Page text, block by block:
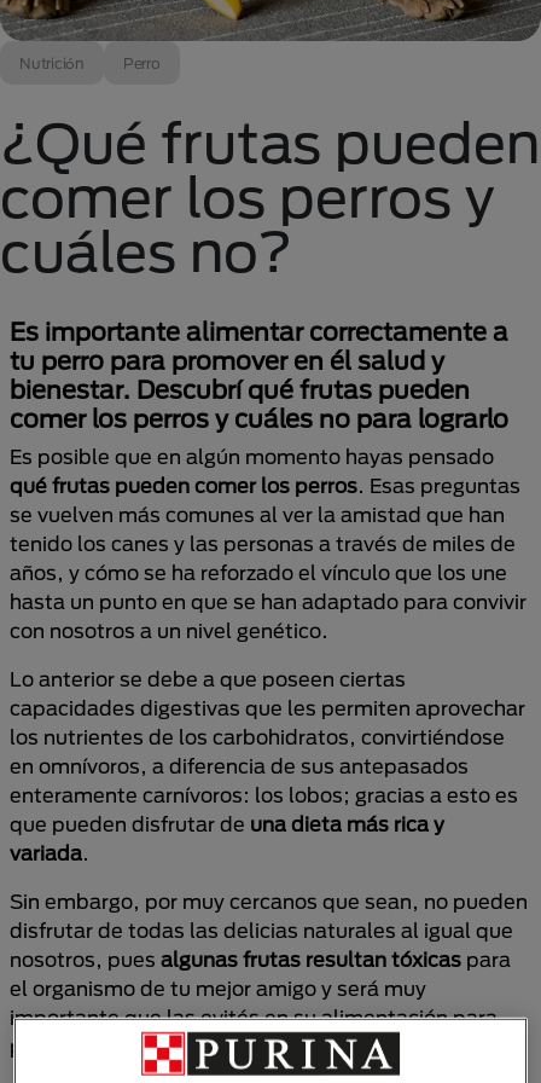
Nutrición Perro
¿Qué frutas pueden
comer los perros y
cuáles no?
Es importante alimentar correctamente a
tu perro para promover en él salud y
bienestar. Descubrí qué frutas pueden
comer los perros y cuáles no para lograrlo
Es posible que en algún momento hayas pensado
qué frutas pueden comer los perros. Esas preguntas
se vuelven más comunes al ver la amistad que han
tenido los canes y las personas a través de miles de
años, y cómo se ha reforzado el vínculo que los une
hasta un punto en que se han adaptado para convivir
con nosotros a un nivel genético.
Lo anterior se debe a que poseen ciertas
capacidades digestivas que les permiten aprovechar
los nutrientes de los carbohidratos, convirtiéndose
en omnívoros, a diferencia de sus antepasados
enteramente carnívoros: los lobos; gracias a esto es
que pueden disfrutar de una dieta más rica y
variada.
Sin embargo, por muy cercanos que sean, no pueden
disfrutar de todas las delicias naturales al igual que
nosotros, pues algunas frutas resultan tóxicas para
el organismo de tu mejor amigo y será muy
importante que las evités en su alimentación para
prevenir complicaciones de salud.